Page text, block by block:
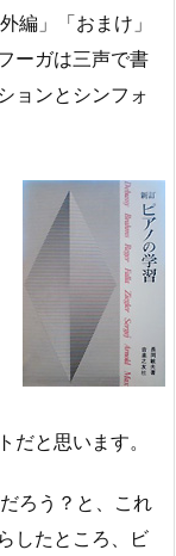
編」「おまけ」
ーガは三声で書
ョンとシンフォ
と思います。
ろう？と、これ
したところ、ビ